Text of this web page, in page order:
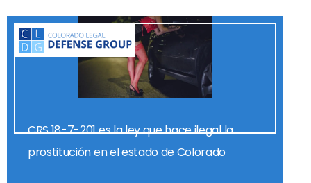
CRS 18-7-201 es la ley que hace ilegal la
prostitución en el estado de Colorado